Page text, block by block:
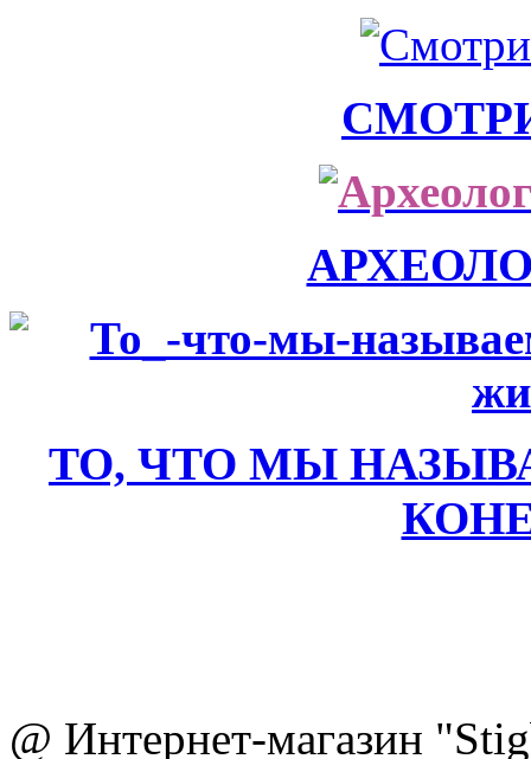
ТО, ЧТО МЫ
@ Интернет-магазин